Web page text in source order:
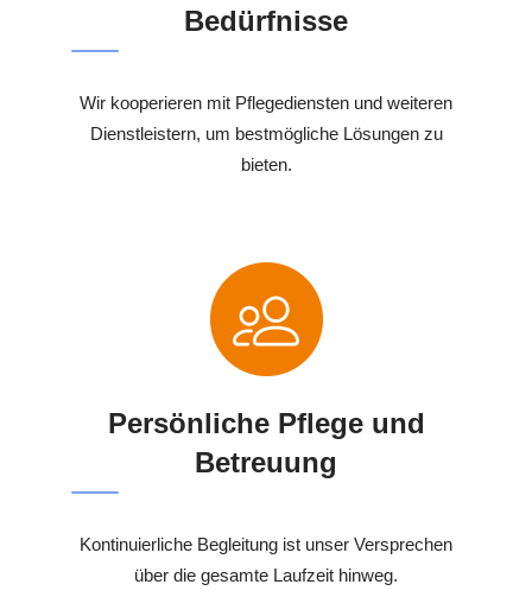
Bedürfnisse
Wir kooperieren mit Pflegediensten und weiteren
Dienstleistern, um bestmögliche Lösungen zu
bieten.
Persönliche Pflege und
Betreuung
Kontinuierliche Begleitung ist unser Versprechen
über die gesamte Laufzeit hinweg.